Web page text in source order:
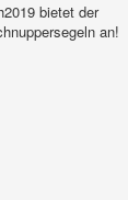
bietet der
an!